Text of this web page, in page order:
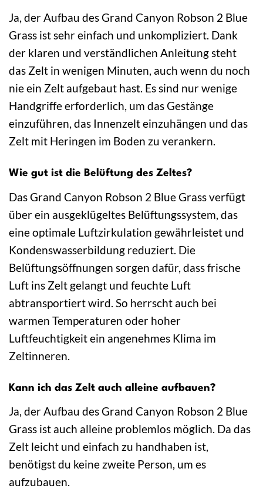
Ja, der Aufbau des Grand Canyon Robson 2 Blue
Grass ist sehr einfach und unkompliziert. Dank
der klaren und verständlichen Anleitung steht
das Zelt in wenigen Minuten, auch wenn du noch
nie ein Zelt aufgebaut hast. Es sind nur wenige
Handgriffe erforderlich, um das Gestänge
einzuführen, das Innenzelt einzuhängen und das
Zelt mit Heringen im Boden zu verankern.
Wie gut ist die Belüftung des Zeltes?
Das Grand Canyon Robson 2 Blue Grass verfügt
über ein ausgeklügeltes Belüftungssystem, das
eine optimale Luftzirkulation gewährleistet und
Kondenswasserbildung reduziert. Die
Belüftungsöffnungen sorgen dafür, dass frische
Luft ins Zelt gelangt und feuchte Luft
abtransportiert wird. So herrscht auch bei
warmen Temperaturen oder hoher
Luftfeuchtigkeit ein angenehmes Klima im
Zeltinneren.
Kann ich das Zelt auch alleine aufbauen?
Ja, der Aufbau des Grand Canyon Robson 2 Blue
Grass ist auch alleine problemlos möglich. Da das
Zelt leicht und einfach zu handhaben ist,
benötigst du keine zweite Person, um es
aufzubauen.